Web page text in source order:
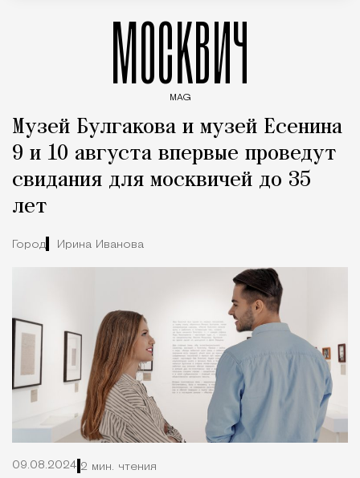
МОСКВИЧ
MAG
Музей Булгакова и музей Есенина
9 и 10 августа впервые проведут
свидания для москвичей до 35
лет
Город Ирина Иванова
09.08.2024 2 мин. чтения